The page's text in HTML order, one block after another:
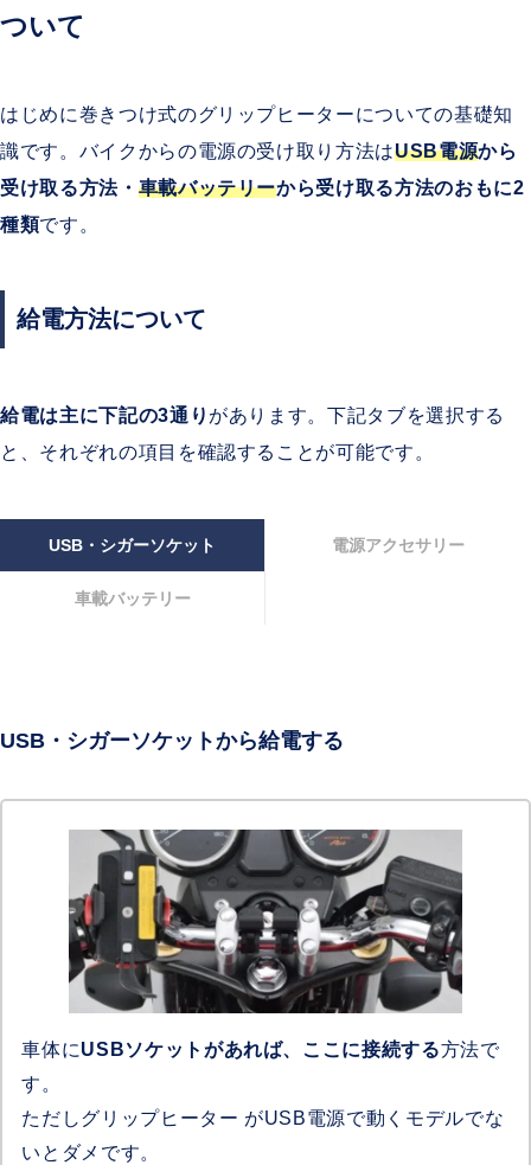
ついて
はじめに巻きつけ式のグリップヒーターについての基礎知
識です。バイクからの電源の受け取り方法はUSB電源から
受け取る方法・ 車載バッテリーから受け取る方法のおもに2
種類です。
給電方法について
給電は主に下記の3通り があります。下記タブを選択する
と、それぞれの項目を確認することが可能です。
USB・シガーソケット 電源アクセサリー
車載バッテリー
USB・シガーソケットから給電する
車体にUSBソケットがあれば、ここに接続する方法で
す。
ただしグリップヒーター がUSB電源で動くモデルでな
いとダメです。